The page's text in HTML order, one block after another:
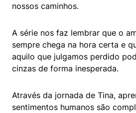
nossos caminhos.
A série nos faz lembrar que o
sempre chega na hora certa e
aquilo que julgamos perdido
cinzas de forma inesperada.
Através da jornada de Tina,
sentimentos humanos são